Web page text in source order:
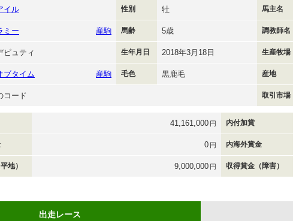
イル 性別 牡 馬主名
ミー 産駒 馬齢 5歳 調教師名
ピュティ 生年月日 2018年3月18日 生産牧場
ブタイム 産駒 毛色 黒鹿毛 産地
コード 取引市場
41,161,000 円 内付加賞
0 円 内海外賞金
地） 9,000,000 円 収得賞金（障害）
出走レース